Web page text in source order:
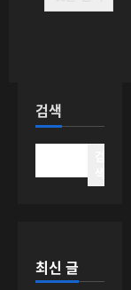
검색
최신 글